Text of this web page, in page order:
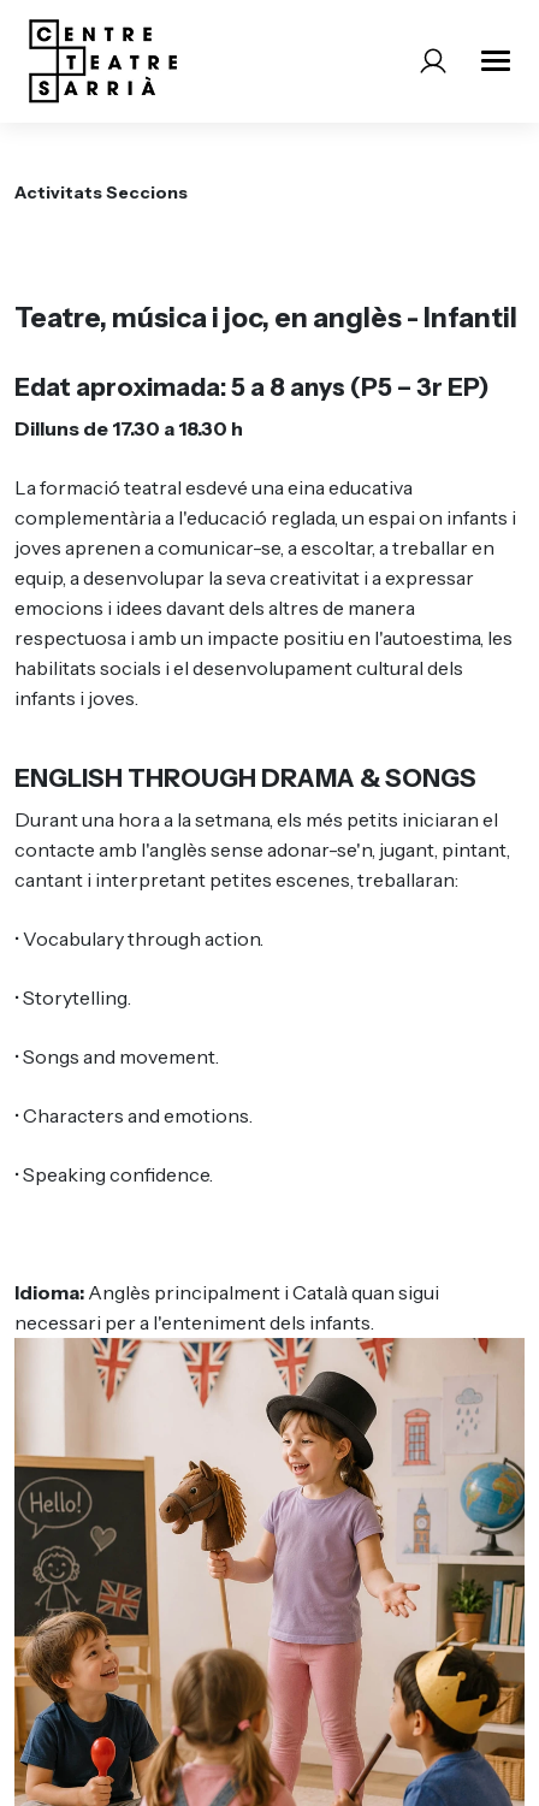
Activitats Seccions
Teatre, música i joc, en anglès - Infantil
Edat aproximada: 5 a 8 anys (P5 – 3r EP)
Dilluns de 17.30 a 18.30 h
La formació teatral esdevé una eina educativa
complementària a l'educació reglada, un espai on infants i
joves aprenen a comunicar-se, a escoltar, a treballar en
equip, a desenvolupar la seva creativitat i a expressar
emocions i idees davant dels altres de manera
respectuosa i amb un impacte positiu en l'autoestima, les
habilitats socials i el desenvolupament cultural dels
infants i joves.
ENGLISH THROUGH DRAMA & SONGS
Durant una hora a la setmana, els més petits iniciaran el
contacte amb l'anglès sense adonar-se'n, jugant, pintant,
cantant i interpretant petites escenes, treballaran:
• Vocabulary through action.
• Storytelling.
• Songs and movement.
• Characters and emotions.
• Speaking confidence.
Idioma: Anglès principalment i Català quan sigui
necessari per a l'enteniment dels infants.